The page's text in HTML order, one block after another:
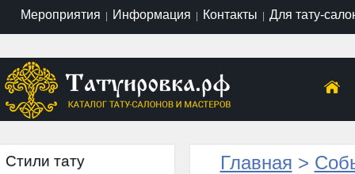
Мероприятия | Информация | Контакты | Для тату-
Главная >
Стили тату